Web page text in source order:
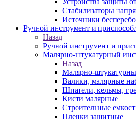
Устройства защиты
Стабилизаторы
Источники
Ручной инструмент и
Назад
Ручной инструмент и
Малярно-штукатурный
Назад
Малярно-
Валики, малярные
Шпатели, кельмы,
Кисти малярные
Строительные
Пленки защитные